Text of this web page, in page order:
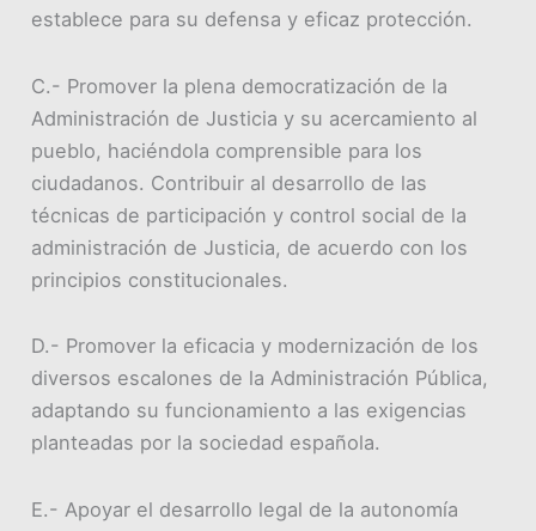
establece para su defensa y eficaz protección.
C.- Promover la plena democratización de la
Administración de Justicia y su acercamiento al
pueblo, haciéndola comprensible para los
ciudadanos. Contribuir al desarrollo de las
técnicas de participación y control social de la
administración de Justicia, de acuerdo con los
principios constitucionales.
D.- Promover la eficacia y modernización de los
diversos escalones de la Administración Pública,
adaptando su funcionamiento a las exigencias
planteadas por la sociedad española.
E.- Apoyar el desarrollo legal de la autonomía